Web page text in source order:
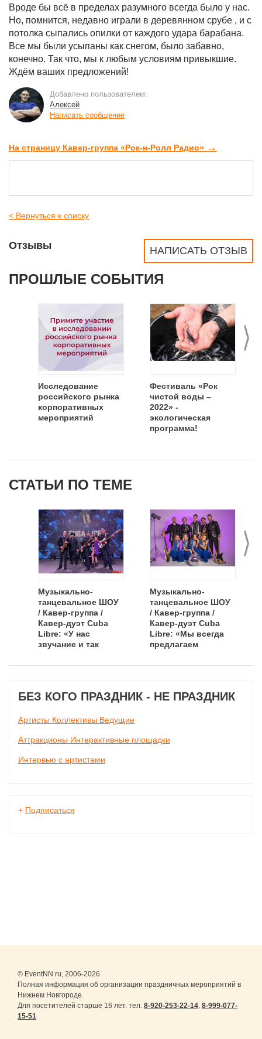
Вроде бы всё в пределах разумного всегда было у нас.
Но, помнится, недавно играли в деревянном срубе , и с
потолка сыпались опилки от каждого удара барабана.
Все мы были усыпаны как снегом, было забавно,
конечно. Так что, мы к любым условиям привыкшие.
Ждём ваших предложений!
Добавлено пользователем:
Алексей
Написать сообщение
На страницу Кавер-группа «Рок-н-Ролл Радио» →
< Вернуться к списку
НАПИСАТЬ ОТЗЫВ
Отзывы
ПРОШЛЫЕ СОБЫТИЯ
>
Исследование
российского рынка
корпоративных
мероприятий
Фестиваль «Рок
чистой воды –
2022» -
экологическая
программа!
СТАТЬИ ПО ТЕМЕ
>
Музыкально-
танцевальное ШОУ
/ Кавер-группа /
Кавер-дуэт Cuba
Libre: «У нас
звучание и так
сейчас оно просто
Музыкально-
танцевальное ШОУ
/ Кавер-группа /
Кавер-дуэт Cuba
Libre: «Мы всегда
предлагаем
временем
БЕЗ КОГО ПРАЗДНИК - НЕ ПРАЗДНИК
Артисты Коллективы Ведущие
Аттракционы Интерактивные площадки
Интервью с артистами
+ Подписаться
© EventNN.ru, 2006-2026
Полная информация об организации праздничных мероприятий в
Нижнем Новгороде.
Для посетителей старше 16 лет. тел. 8-920-253-22-14, 8-999-077-
15-51